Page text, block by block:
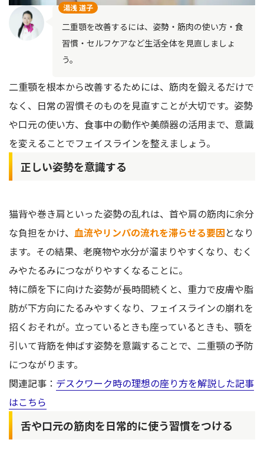
湯浅 道子
二重顎を改善するには、姿勢・筋肉の使い方・食
習慣・セルフケアなど生活全体を見直しましょ
う。
二重顎を根本から改善するためには、筋肉を鍛えるだけで
なく、日常の習慣そのものを見直すことが大切です。姿勢
や口元の使い方、食事中の動作や美顔器の活用まで、意識
を変えることでフェイスラインを整えましょう。
正しい姿勢を意識する
猫背や巻き肩といった姿勢の乱れは、首や肩の筋肉に余分
な負担をかけ、 血流やリンパの流れを滞らせる要因となり
ます。その結果、老廃物や水分が溜まりやすくなり、むく
みやたるみにつながりやすくなることに。
特に顔を下に向けた姿勢が長時間続くと、重力で皮膚や脂
肪が下方向にたるみやすくなり、フェイスラインの崩れを
招くおそれが。立っているときも座っているときも、顎を
引いて背筋を伸ばす姿勢を意識することで、二重顎の予防
につながります。
関連記事： デスクワーク時の理想の座り方を解説した記事
はこちら
舌や口元の筋肉を日常的に使う習慣をつける